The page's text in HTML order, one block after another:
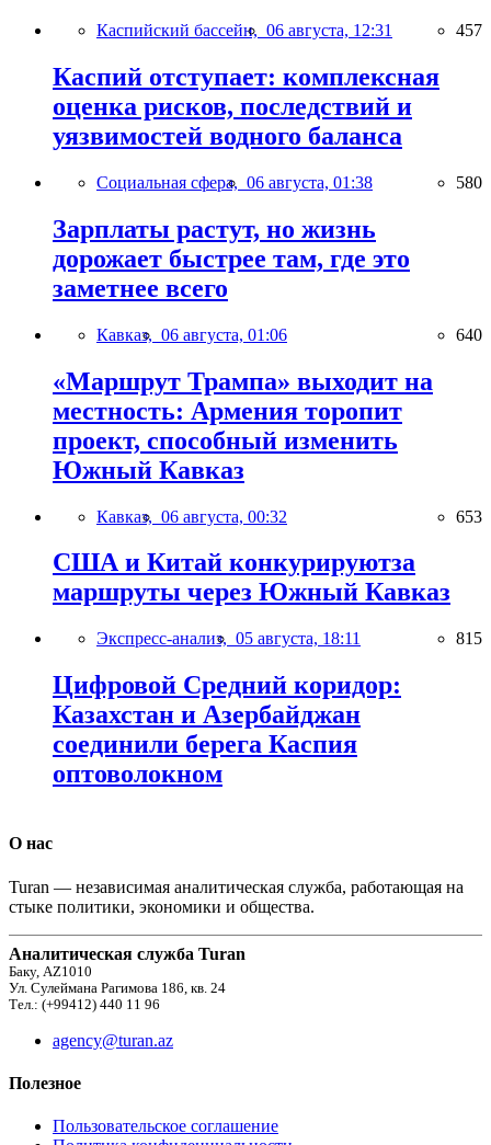
Каспийский бассейн, 06 августа, 12:31 457
Каспий отступает: комплексная
оценка рисков, последствий и
уязвимостей водного баланса
Социальная сфера, 06 августа, 01:38 580
Зарплаты растут, но жизнь
дорожает быстрее там, где это
заметнее всего
Кавказ, 06 августа, 01:06 640
«Маршрут Трампа» выходит на
местность: Армения торопит
проект, способный изменить
Южный Кавказ
Кавказ, 06 августа, 00:32 653
США и Китай конкурируютза
маршруты через Южный Кавказ
Экспресс-анализ, 05 августа, 18:11 815
Цифровой Средний коридор:
Казахстан и Азербайджан
соединили берега Каспия
оптоволокном
О нас
Turan — независимая аналитическая служба, работающая на
стыке политики, экономики и общества.
Аналитическая служба Turan
Баку, AZ1010
Ул. Сулеймана Рагимова 186, кв. 24
Тел.: (+99412) 440 11 96
agency@turan.az
Полезное
Пользовательское соглашение